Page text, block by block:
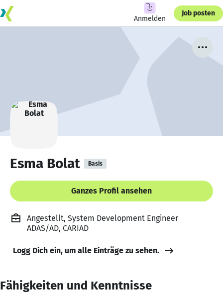
Anmelden
Job posten
Esma Bolat Basis
Ganzes Profil ansehen
Angestellt, System Development Engineer
ADAS/AD, CARIAD
Logg Dich ein, um alle Einträge zu sehen.
Fähigkeiten und Kenntnisse